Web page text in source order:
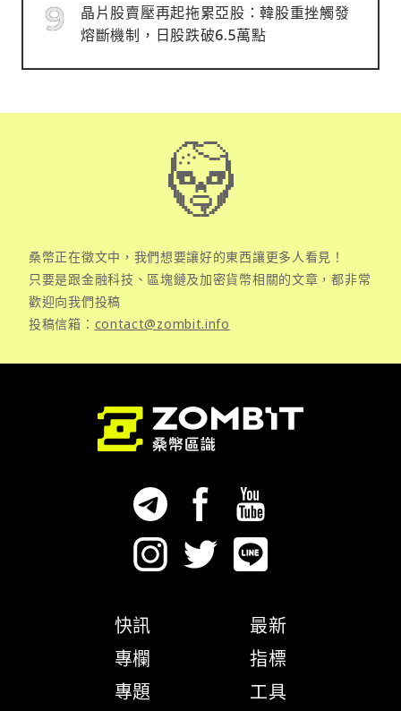
晶片股賣壓再起拖累亞股：韓股重挫觸發
熔斷機制，日股跌破6.5萬點
桑幣正在徵文中，我們想要讓好的東西讓更多人看見！
只要是跟金融科技、區塊鏈及加密貨幣相關的文章，都非常
歡迎向我們投稿
投稿信箱： contact@zombit.info
快訊
專欄
專題
最新
指標
工具